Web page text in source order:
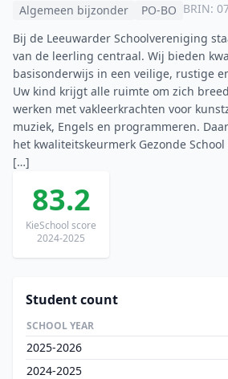
Algemeen bijzonder
PO-BO BRIN:
Bij de Leeuwarder Schoolvereniging
van de leerling centraal. Wij bieden
basisonderwijs in een veilige, rustige
Uw kind krijgt alle ruimte om zich
werken met vakleerkrachten voor
muziek, Engels en programmeren.
het kwaliteitskeurmerk Gezonde
[…]
83.2
KieSchool score
2024-2025
Student count
SCHOOL YEAR
2025-2026
2024-2025